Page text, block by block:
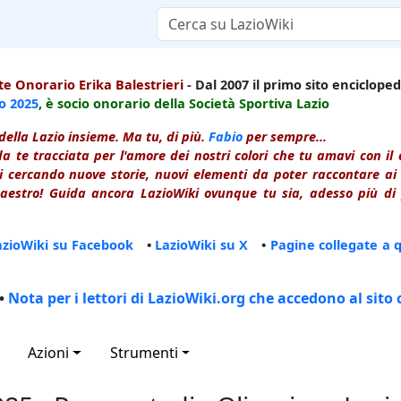
Onorario Erika Balestrieri - Dal 2007 il primo sito
2025, è socio onorario della Società Sportiva Lazio
Lazio insieme. Ma tu, di più. Fabio per sempre...
te tracciata per l'amore dei nostri colori che tu amavi con
cercando nuove storie, nuovi elementi da poter raccontare
Guida ancora LazioWiki ovunque tu sia, adesso più
su Facebook • LazioWiki su X • Pagine collegate a
Nota per i lettori di LazioWiki.org che accedono al sito
Azioni Strumenti